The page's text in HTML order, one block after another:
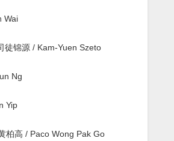
Wai
源 / Kam-Yuen Szeto
Ng
Yip
高 / Paco Wong Pak Go